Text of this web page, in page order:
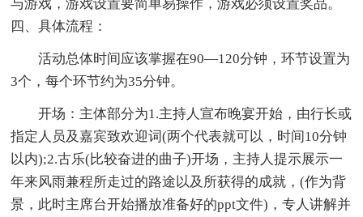
与游戏，游戏设置要简单易操作，游戏必须设置奖品。
四、具体流程：
活动总体时间应该掌握在90—120分钟，环节设置为
3个，每个环节约为35分钟。
开场：主体部分为1.主持人宣布晚宴开始，由行长或
指定人员及嘉宾致欢迎词(两个代表就可以，时间10分钟
以内);2.古乐(比较奋进的曲子)开场，主持人提示展示一
年来风雨兼程所走过的路途以及所获得的成就，(作为背
景，此时主席台开始播放准备好的ppt文件)，专人讲解并